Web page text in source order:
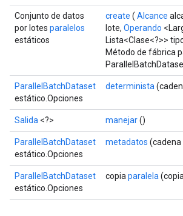
Conjunto de datos
por lotes paralelos
estáticos
create ( Alcance
lote, Operando
Lista<Clase<?>>
Método de fábrica
ParallelBatchDataset
estático.Opciones
determinista
Salida <?> manejar()
ParallelBatchDataset
estático.Opciones
metadatos
ParallelBatchDataset
estático.Opciones
copia paralela